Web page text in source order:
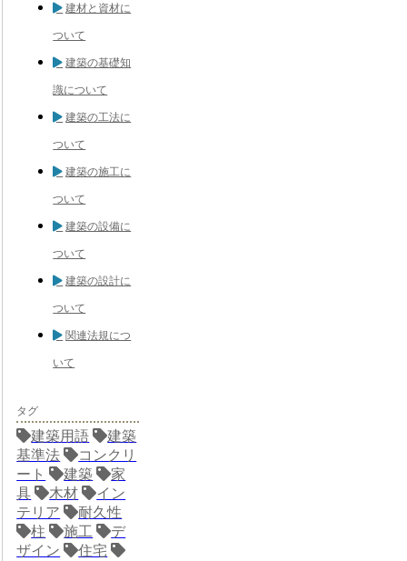
建材と資材に
ついて
建築の基礎知
識について
建築の工法に
ついて
建築の施工に
ついて
建築の設備に
ついて
建築の設計に
ついて
関連法規につ
いて
タグ
建築用語
建築
基準法
コンクリ
ート
建築
家
具
木材
イン
テリア
耐久性
柱
施工
デ
ザイン
住宅